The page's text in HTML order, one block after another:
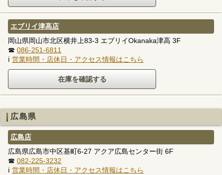
エブリイ津高店
岡山県岡山市北区横井上83-3 エブリイOkanaka津高 3F
☎ 086-251-6811
ℹ 営業時間・店休日・アクセス情報はこちら
広島県
広島店
広島県広島市中区基町6-27 アクア広島センター街 6F
☎ 082-225-3232
ℹ 営業時間・店休日・アクセス情報はこちら